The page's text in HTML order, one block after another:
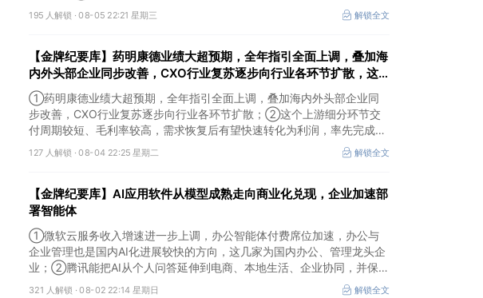
大、持续运行的数据中心园区，透平叶片为上游主要卡产能环节，这家国
内公司已与国外燃机巨头签署多年供货协议；③国家电网“十五五”投资规
几家企业为国内特高压设备头部企业。
195 人解锁 ·08-05 22:21 星期三 解锁全文
【金牌纪要库】药明康德业绩大超预期，全年指引全面上调，叠加海
内外头部企业同步改善，CXO行业复苏逐步向行业各环节扩散，这
个上游细分环节交付周期较短、毛利率较高，需求恢复后有望快速转
化为利润
①药明康德业绩大超预期，全年指引全面上调，叠加海内外头部企业同
步改善，CXO行业复苏逐步向行业各环节扩散；②这个上游细分环节交
付周期较短、毛利率较高，需求恢复后有望快速转化为利润，率先完成客
户认证并具备规模化生产能力的企业竞争优势更明显；③相较2019—
2021年周期，本轮更多来自存量管线向中后期推进、境外BD交易活跃、
强。
127 人解锁 ·08-04 22:25 星期二 解锁全文
【金牌纪要库】AI应用软件从模型成熟走向商业化兑现，企业加速部
署智能体
①微软云服务收入增速进一步上调，办公智能体付费席位加速，办公与
企业管理也是国内AI化进展较快的方向，这几家为国内办公、管理龙头企
业；②腾讯能把AI从个人问答延伸到电商、本地生活、企业协同，并保留
较强的开放生态特征，在AI智能体时代具有强竞争力，这几家企业与腾讯
321 人解锁 ·08-02 22:14 星期日 解锁全文